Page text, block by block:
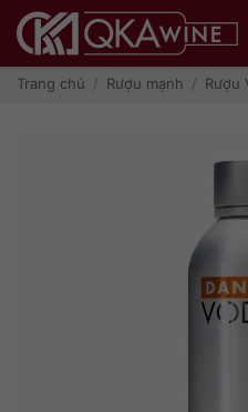
qua
dungTrang chủ / Rượu mạnh / Rượu